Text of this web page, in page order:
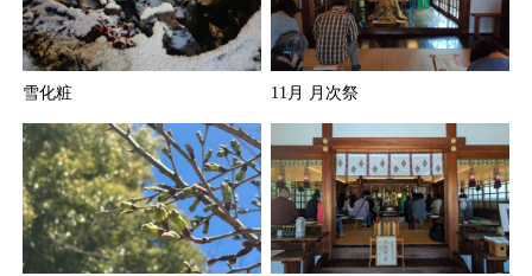
雪化粧 11月 月次祭